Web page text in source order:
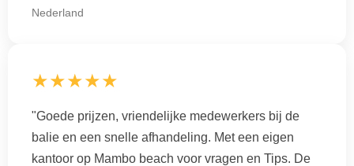
Nederland
★★★★★
"Goede prijzen, vriendelijke medewerkers bij de
balie en een snelle afhandeling. Met een eigen
kantoor op Mambo beach voor vragen en Tips. De